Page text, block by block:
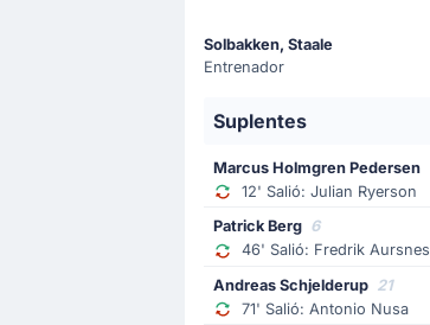
53' Objetivo !
48' Objetivo !
Martin Ødegaard
Solbakken, Staale
Entrenador
Suplentes
Marcus Holmgren Pedersen
12' Salió: Julian Ryerson
Patrick Berg 6
46' Salió: Fredrik Aursnes
Andreas Schjelderup 21
71' Salió: Antonio Nusa